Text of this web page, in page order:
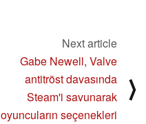
Next article
Gabe Newell, Valve
antitröst davasında
Steam'i savunarak
oyuncuların seçenekleri
⟩